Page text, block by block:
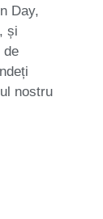
Day,
și
de
nostru